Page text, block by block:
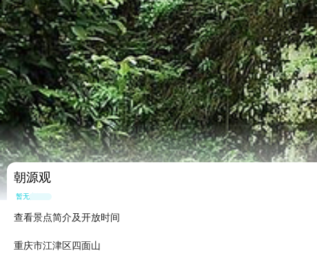
朝源观
暂无点评
查看景点简介及开放时间
重庆市江津区四面山